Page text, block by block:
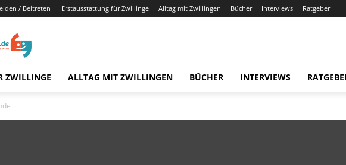
/ Beitreten Erstausstattung für Zwillinge Alltag mit Zwillingen Bücher Interviews Ratgeber
ZWILLINGE ALLTAG MIT ZWILLINGEN BÜCHER INTERVIEWS